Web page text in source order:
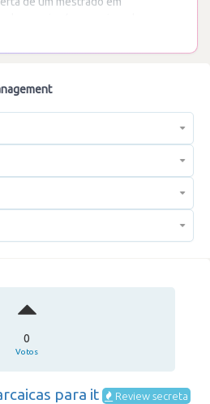
0
Votos
para it Review secreta